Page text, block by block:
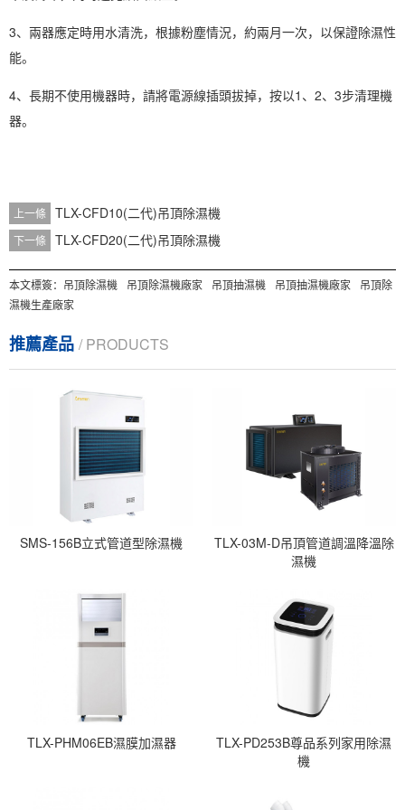
3、兩器應定時用水清洗，根據粉塵情況，約兩月一次，以保證除濕性
能。
4、長期不使用機器時，請將電源線插頭拔掉，按以1、2、3步清理機
器。
上一條 TLX-CFD10(二代)吊頂除濕機
下一條 TLX-CFD20(二代)吊頂除濕機
本文標簽： 吊頂除濕機 吊頂除濕機廠家 吊頂抽濕機 吊頂抽濕機廠家
吊頂除
濕機生產廠家
推薦產品 / PRODUCTS
SMS-156B立式管道型除濕機
TLX-03M-D吊頂管道調溫降溫除
濕機
TLX-PHM06EB濕膜加濕器
TLX-PD253B尊品系列家用除濕
機